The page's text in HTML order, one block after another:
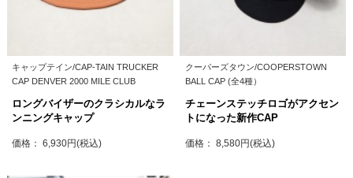
キャップテイン/CAP-TAIN TRUCKER
CAP DENVER 2000 MILE CLUB
ロングバイザーのクラシカルなラ
ンニングキャップ
価格： 6,930円(税込)
クーパーズタウン/COOPERSTOWN
BALL CAP (全4種）
チェーンステッチロゴがアクセン
トになった新作CAP
価格： 8,580円(税込)